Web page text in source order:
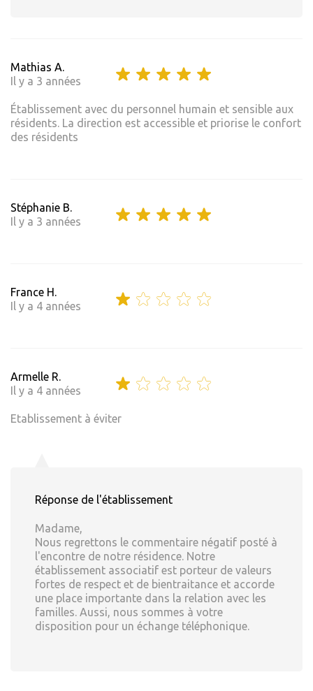
Mathias A.
Il y a 3 années
Établissement avec du personnel humain et sensible aux
résidents. La direction est accessible et priorise le confort
des résidents
Stéphanie B.
Il y a 3 années
France H.
Il y a 4 années
Armelle R.
Il y a 4 années
Etablissement à éviter
Réponse de l'établissement
Madame,
Nous regrettons le commentaire négatif posté à
l'encontre de notre résidence. Notre
établissement associatif est porteur de valeurs
fortes de respect et de bientraitance et accorde
une place importante dans la relation avec les
familles. Aussi, nous sommes à votre
disposition pour un échange téléphonique.